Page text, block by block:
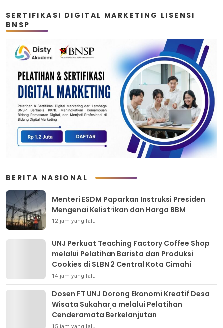
SERTIFIKASI DIGITAL MARKETING LISENSI
BNSP
BERITA NASIONAL
Menteri ESDM Paparkan Instruksi Presiden
Mengenai Kelistrikan dan Harga BBM
12 jam yang lalu
UNJ Perkuat Teaching Factory Coffee Shop
melalui Pelatihan Barista dan Produksi
Cookies di SLBN 2 Central Kota Cimahi
14 jam yang lalu
Dosen FT UNJ Dorong Ekonomi Kreatif Desa
Wisata Sukaharja melalui Pelatihan
Cenderamata Berkelanjutan
15 jam yang lalu